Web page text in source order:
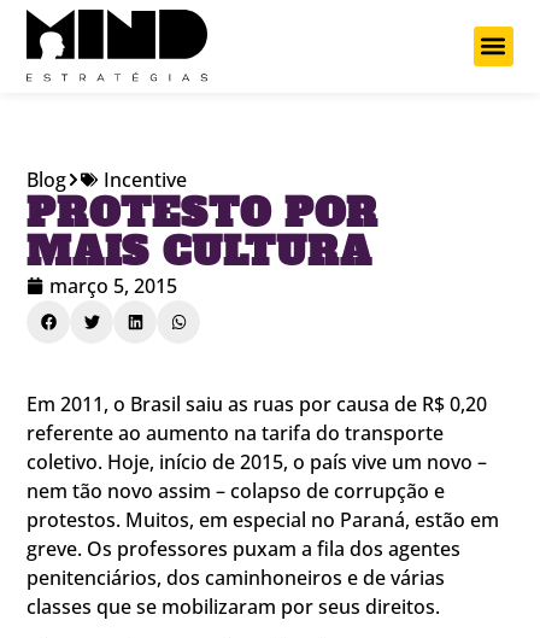
Blog Incentive
PROTESTO POR
MAIS CULTURA
março 5, 2015
Em 2011, o Brasil saiu as ruas por causa de R$ 0,20
referente ao aumento na tarifa do transporte
coletivo. Hoje, início de 2015, o país vive um novo –
nem tão novo assim – colapso de corrupção e
protestos. Muitos, em especial no Paraná, estão em
greve. Os professores puxam a fila dos agentes
penitenciários, dos caminhoneiros e de várias
classes que se mobilizaram por seus direitos.